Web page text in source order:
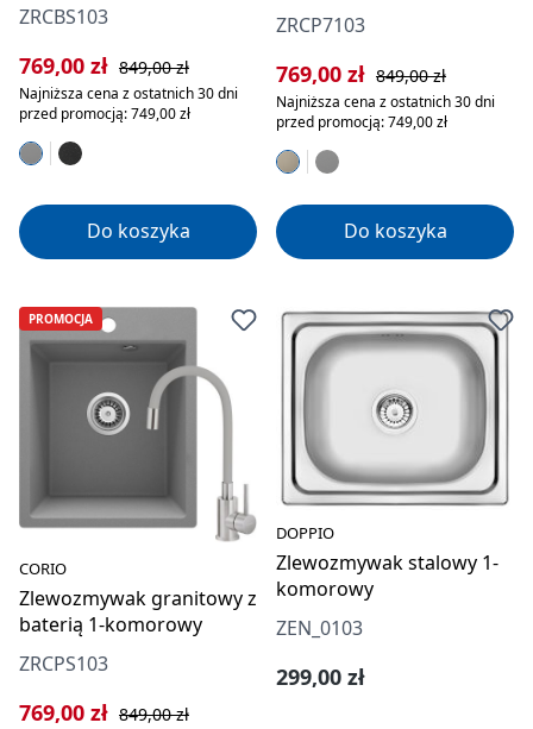
ZRCBS103
Cena sprzedaży:
769,00 zł Cena regularna:
849,00 zł
Najniższa cena z ostatnich 30 dni
przed promocją: 749,00 zł
Do koszyka
ZRCP7103
Cena sprzedaży:
769,00 zł Cena regularna:
849,00 zł
Najniższa cena z ostatnich 30 dni
przed promocją: 749,00 zł
Do koszyka
PROMOCJA
CORIO
Zlewozmywak granitowy z
baterią 1-komorowy
ZRCPS103
Cena sprzedaży:
769,00 zł Cena regularna:
849,00 zł
DOPPIO
Zlewozmywak stalowy 1-
komorowy
ZEN_0103
Cena regularna:
299,00 zł